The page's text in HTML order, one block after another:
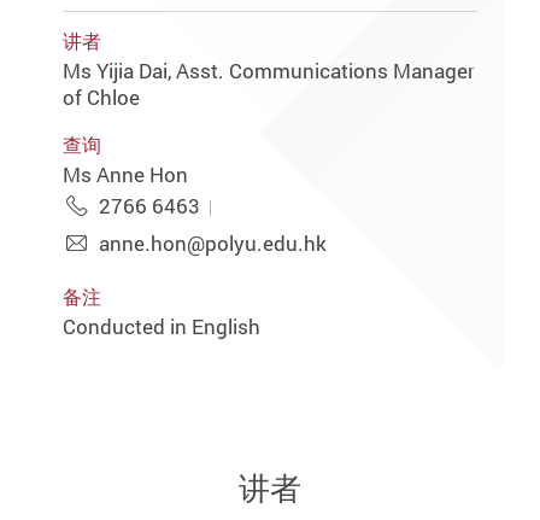
讲者
Ms Yijia Dai, Asst. Communications Manager
of Chloe
查询
Ms Anne Hon
2766 6463
anne.hon@polyu.edu.hk
备注
Conducted in English
讲者